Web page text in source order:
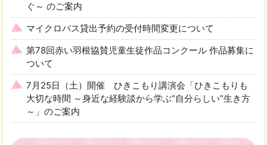
ぐ～ のご案内
マイクロバス貸出予約の受付時間変更について
第78回赤い羽根協賛児童生徒作品コンクール 作品募集に
ついて
7月25日（土）開催 ひきこもり講演会「ひきこもりも
大切な時間 ～身近な経験談から学ぶ“自分らしい”生き方
～」のご案内